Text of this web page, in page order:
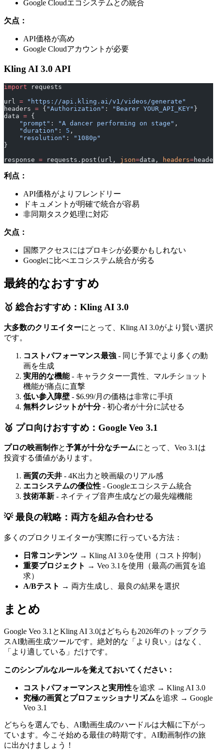
Google Cloudエコシステムとの統合
欠点：
API価格が高め
Google Cloudアカウントが必要
Kling AI 3.0 API
import requests
url = "https://api.kling.ai/v1/videos/generate"
headers = { "Authorization" : "Bearer YOUR_API_KEY" }
data = {
    "prompt"
: "A dancer performing on stage" ,
    "duration"
: 5 ,
    "resolution"
:
"1080p"
}
response = requests.post(url, json=data, headers=
利点：
API価格がよりフレンドリー
ドキュメントが明確で統合が容易
非同期タスク処理に対応
欠点：
国際アクセスにはプロキシが必要かもしれない
Googleに比べエコシステム統合が劣る
最終的なおすすめ
🥇 総合おすすめ：Kling AI 3.0
大多数のクリエイターにとって、Kling AI 3.0がより賢い選択
です。
コストパフォーマンス最強 - 同じ予算でより多くの動
画を生成
実用的な機能- キャラクター一貫性、マルチショット
機能が痛点に直撃
低い参入障壁 - $6.99/月の価格は非常に手頃
無料クレジットが十分- 初心者が十分に試せる
🥈 プロ向けおすすめ：Google Veo 3.1
プロの映画制作と予算が十分なチームにとって、Veo 3.1は
投資する価値があります。
画質の天井 - 4K出力と映画級のリアル感
エコシステムの優位性 - Googleエコシステム統合
技術革新 - ネイティブ音声生成などの最先端機能
💡 最良の戦略：両方を組み合わせる
多くのプロクリエイターが実際に行っている方法：
日常コンテンツ → Kling AI 3.0を使用（コスト抑制）
重要プロジェクト → Veo 3.1を使用（最高の画質を追
求）
A/Bテスト → 両方生成し、最良の結果を選択
まとめ
Google Veo 3.1とKling AI 3.0はどちらも2026年のトップクラ
スAI動画生成ツールです。絶対的な「より良い」はなく、
「より適している」だけです。
このシンプルなルールを覚えておいてください：
コストパフォーマンスと実用性を追求 → Kling AI 3.0
究極の画質とプロフェッショナリズムを追求 → Google
Veo 3.1
どちらを選んでも、AI動画生成のハードルは大幅に下がっ
ています。今こそ始める最佳の時期です。AI動画制作の旅
に出かけましょう！